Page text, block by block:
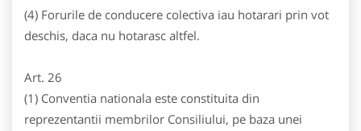
(4) Forurile de conducere colectiva iau hotarari prin vot
deschis, daca nu hotarasc altfel.
Art. 26
(1) Conventia nationala este constituita din
reprezentantii membrilor Consiliului, pe baza unei